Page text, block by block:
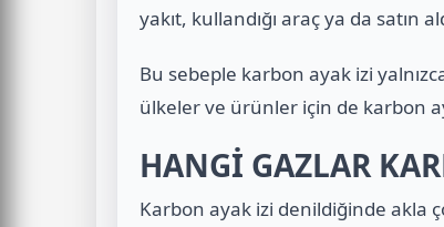
yakıt, kullandığı araç ya da satın
Bu sebeple karbon ayak izi
ülkeler ve ürünler için de karbon
HANGİ GAZLAR
Karbon ayak izi denildiğinde akla